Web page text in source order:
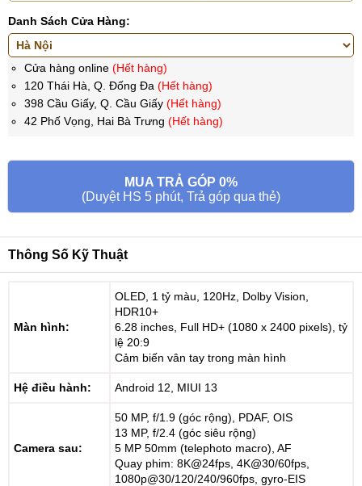
Danh Sách Cửa Hàng:
Cửa hàng online (Hết hàng)
120 Thái Hà, Q. Đống Đa (Hết hàng)
398 Cầu Giấy, Q. Cầu Giấy (Hết hàng)
42 Phố Vọng, Hai Bà Trưng (Hết hàng)
MUA TRẢ GÓP 0%
(Duyệt HS 5 phút, Trả góp qua thẻ)
Thông Số Kỹ Thuật
Màn hình:
OLED, 1 tỷ màu, 120Hz, Dolby Vision,
HDR10+
6.28 inches, Full HD+ (1080 x 2400 pixels), tỷ
lệ 20:9
Cảm biến vân tay trong màn hình
Hệ điều hành: Android 12, MIUI 13
Camera sau:
50 MP, f/1.9 (góc rộng), PDAF, OIS
13 MP, f/2.4 (góc siêu rộng)
5 MP 50mm (telephoto macro), AF
Quay phim: 8K@24fps, 4K@30/60fps,
1080p@30/120/240/960fps, gyro-EIS